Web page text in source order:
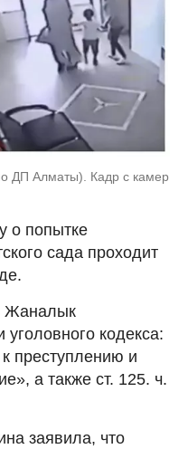
ДП Алматы). Кадр с камер
о попытке
сада проходит
Жаналык
кодекса:
преступлению и
а также ст. 125. ч.
заявила, что